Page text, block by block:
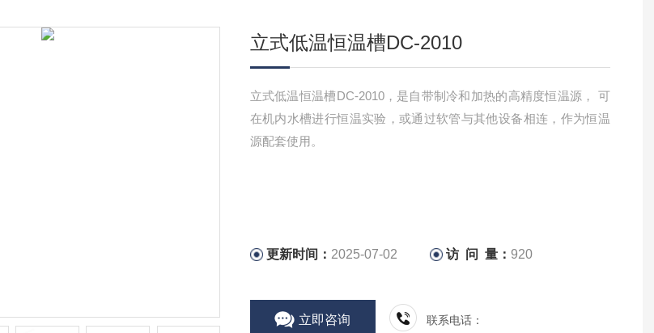
立式低温恒温槽DC-2010
立式低温恒温槽DC-2010，是自带制冷和加热的高精度恒温源， 可
在机内水槽进行恒温实验，或通过软管与其他设备相连，作为恒温
源配套使用。
更新时间： 2025-07-02 访 问 量： 920
立即咨询 联系电话：